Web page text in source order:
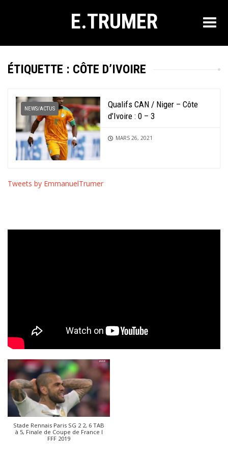
E.TRUMER
ÉTIQUETTE : CÔTE D’IVOIRE
NEWS/ACTUS
Qualifs CAN / Niger – Côte
d’Ivoire : 0 – 3
MARS 26, 2021
Tweets by EmmanuelTrumer
Stade Rennais Paris SG 2 2, 6 TAB
à 5, Finale de Coupe de France I
FFF 2019